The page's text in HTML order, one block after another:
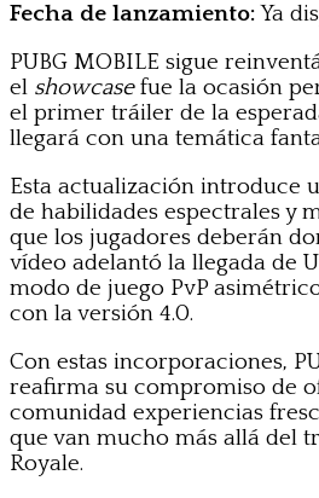
Fecha de lanzamiento:Ya
PUBG MOBILE sigue
el showcasefue la ocasión
el primer tráiler de la
llegará con una temática
Esta actualización introduce
de habilidades espectrales y
que los jugadores deberán
vídeo adelantó la llegada de
modo de juego PvP
con la versión 4.0.
Con estas incorporaciones,
reafirma su compromiso de
comunidad experiencias
que van mucho más allá del
Royale.